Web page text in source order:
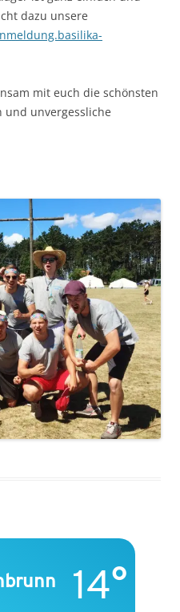
dazu unsere
mit euch die schönsten
und unvergessliche
14°